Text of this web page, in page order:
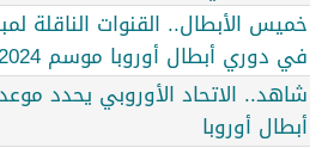
خميس الأبطال.. القنوات الناقلة
في دوري أبطال أوروبا موسم 2024
شاهد.. الاتحاد الأوروبي يحدد
أبطال أوروبا